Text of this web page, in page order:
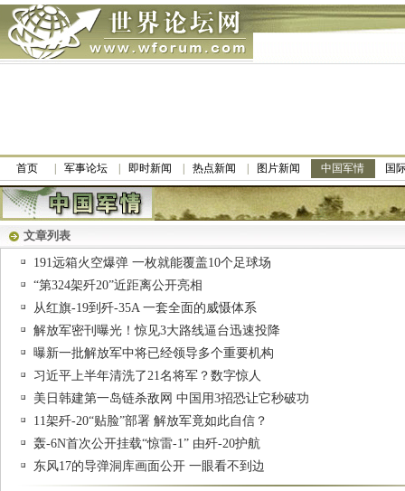
首页 军事论坛 即时新闻 热点新闻 图片新闻 中国军情 国
文章列表
191远箱火空爆弹 一枚就能覆盖10个足球场
“第324架歼20”近距离公开亮相
从红旗-19到歼-35A 一套全面的威慑体系
解放军密刊曝光！惊见3大路线逼台迅速投降
曝新一批解放军中将已经领导多个重要机构
习近平上半年清洗了21名将军？数字惊人
美日韩建第一岛链杀敌网 中国用3招恐让它秒破功
11架歼-20“贴脸”部署 解放军竟如此自信？
轰-6N首次公开挂载“惊雷-1” 由歼-20护航
东风17的导弹洞库画面公开 一眼看不到边